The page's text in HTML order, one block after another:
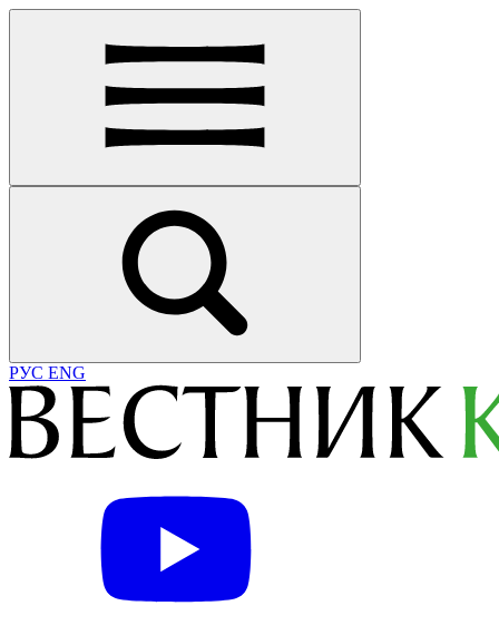
РУС ENG